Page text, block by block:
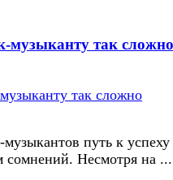
так сложно
путь к успеху
сомнений. Несмотря на ...